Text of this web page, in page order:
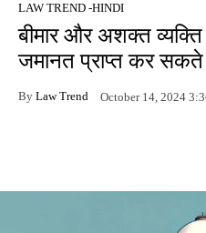
LAW TREND -HINDI
बीमार और अशक्त
जमानत प्राप्त कर सकते
By Law Trend October 14, 2024